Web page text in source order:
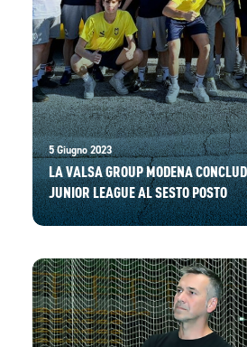
5 Giugno 2023
LA VALSA GROUP MODENA
JUNIOR LEAGUE AL SESTO POSTO